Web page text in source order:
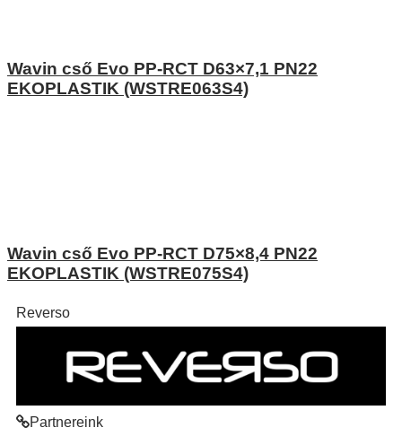
Wavin cső Evo PP-RCT D63×7,1 PN22
EKOPLASTIK (WSTRE063S4)
Wavin cső Evo PP-RCT D75×8,4 PN22
EKOPLASTIK (WSTRE075S4)
Reverso
Partnereink